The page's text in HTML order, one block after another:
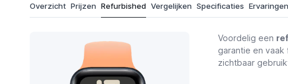
Overzicht Prijzen Refurbished Vergelijken Specificaties Ervaringen
Voordelig een
garantie en
zichtbaar